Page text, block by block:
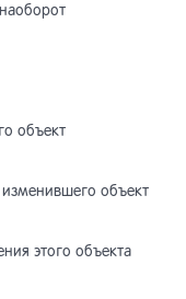
объект
изменившего объект
этого объекта